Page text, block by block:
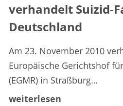
verhandelt Suizid-
Deutschland
Am 23. November 2010
Europäische Gerichtshof
(EGMR) in Straßburg…
weiterlesen